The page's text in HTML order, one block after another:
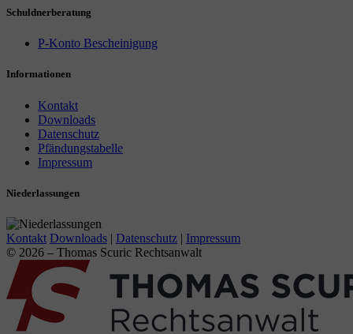
Schuldnerberatung
P-Konto Bescheinigung
Informationen
Kontakt
Downloads
Datenschutz
Pfändungstabelle
Impressum
Niederlassungen
Kontakt Downloads | Datenschutz | Impressum
© 2026 – Thomas Scuric Rechtsanwalt